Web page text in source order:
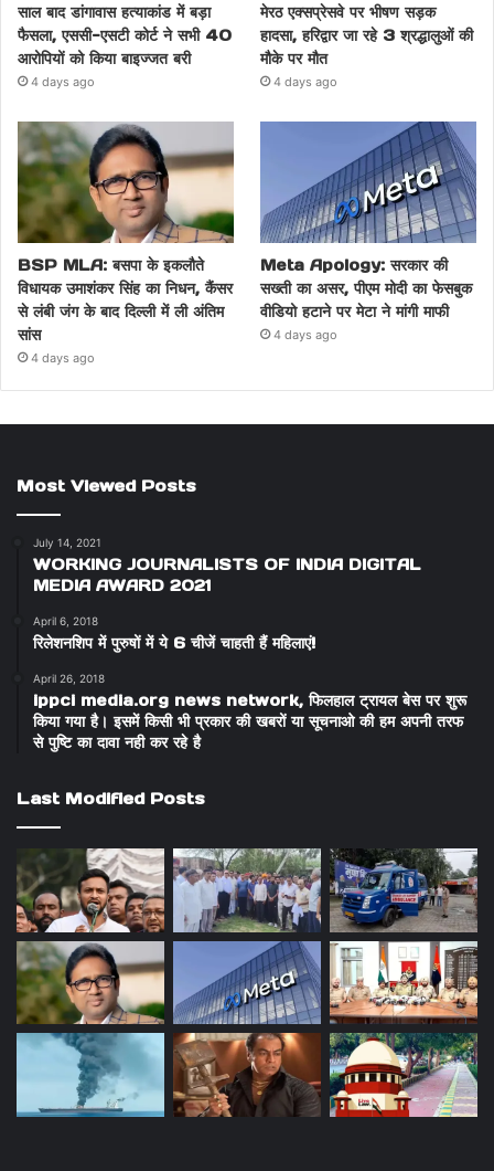
साल बाद डांगावास हत्याकांड में बड़ा
फैसला, एससी-एसटी कोर्ट ने सभी 40
आरोपियों को किया बाइज्जत बरी
4 days ago
मेरठ एक्सप्रेसवे पर भीषण सड़क
हादसा, हरिद्वार जा रहे 3 श्रद्धालुओं की
मौके पर मौत
4 days ago
BSP MLA: बसपा के इकलौते
विधायक उमाशंकर सिंह का निधन, कैंसर
से लंबी जंग के बाद दिल्ली में ली अंतिम
सांस
4 days ago
Meta Apology: सरकार की
सख्ती का असर, पीएम मोदी का फेसबुक
वीडियो हटाने पर मेटा ने मांगी माफी
4 days ago
Most Viewed Posts
July 14, 2021
WORKING JOURNALISTS OF INDIA DIGITAL
MEDIA AWARD 2021
April 6, 2018
रिलेशनशिप में पुरुषों में ये 6 चीजें चाहती हैं महिलाएं!
April 26, 2018
ippci media.org news network, फिलहाल ट्रायल बेस पर शुरू
किया गया है। इसमें किसी भी प्रकार की खबरों या सूचनाओ की हम अपनी तरफ
से पुष्टि का दावा नही कर रहे है
Last Modified Posts